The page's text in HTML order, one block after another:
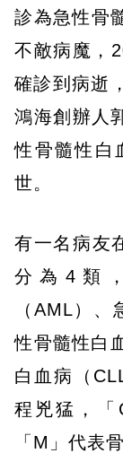
診為急性骨
不敵病魔，
確診到病逝
鴻海創辦人
性骨髓性白
世。
有一名病友
分為4類
（AML）
性骨髓性白
白血病（
程兇猛，「
「M」代表